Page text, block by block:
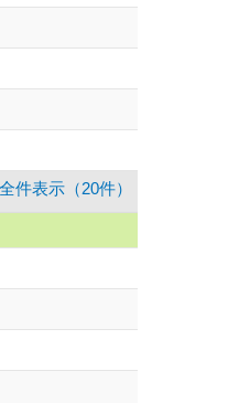
全件表示（20件）